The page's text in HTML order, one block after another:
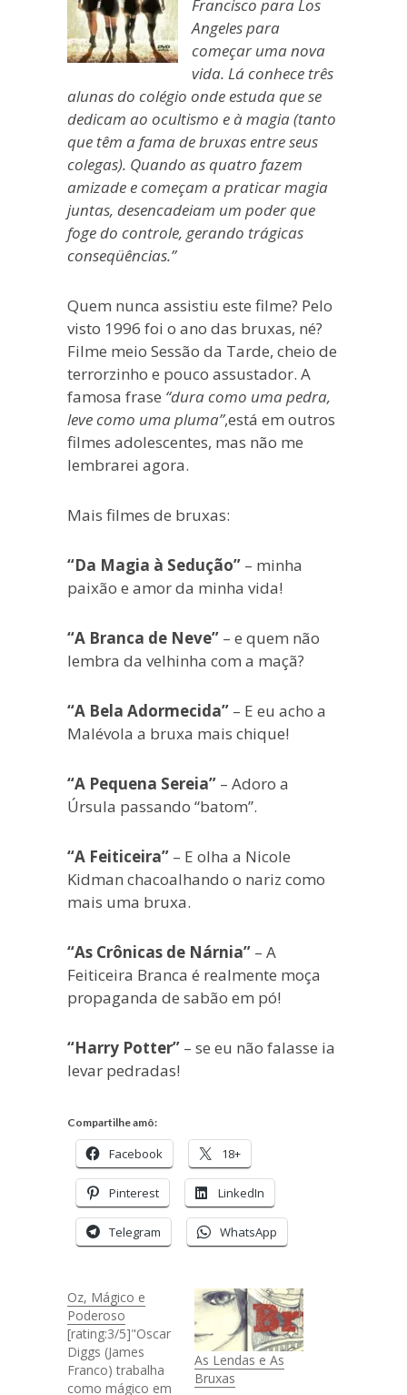
Francisco para Los
Angeles para
começar uma nova
vida. Lá conhece três
alunas do colégio onde estuda que se
dedicam ao ocultismo e à magia (tanto
que têm a fama de bruxas entre seus
colegas). Quando as quatro fazem
amizade e começam a praticar magia
juntas, desencadeiam um poder que
foge do controle, gerando trágicas
conseqüências.”
Quem nunca assistiu este filme? Pelo
visto 1996 foi o ano das bruxas, né?
Filme meio Sessão da Tarde, cheio de
terrorzinho e pouco assustador. A
famosa frase “dura como uma pedra,
leve como uma pluma”,está em outros
filmes adolescentes, mas não me
lembrarei agora.
Mais filmes de bruxas:
“Da Magia à Sedução” – minha
paixão e amor da minha vida!
“A Branca de Neve” – e quem não
lembra da velhinha com a maçã?
“A Bela Adormecida” – E eu acho a
Malévola a bruxa mais chique!
“A Pequena Sereia” – Adoro a
Úrsula passando “batom”.
“A Feiticeira” – E olha a Nicole
Kidman chacoalhando o nariz como
mais uma bruxa.
“As Crônicas de Nárnia” – A
Feiticeira Branca é realmente moça
propaganda de sabão em pó!
“Harry Potter” – se eu não falasse ia
levar pedradas!
Compartilhe amô:
Facebook 18+
Pinterest LinkedIn
Telegram WhatsApp
Oz, Mágico e
Poderoso
[rating:3/5]"Oscar
Diggs (James
Franco) trabalha
como mágico em
As Lendas e As
Bruxas